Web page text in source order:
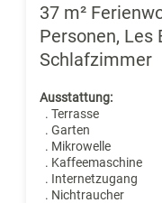
37 m²
Personen, Les
Schlafzimmer
Ausstattung:
. Terrasse
. Garten
. Mikrowelle
. Kaffeemaschine
. Internetzugang
. Nichtraucher